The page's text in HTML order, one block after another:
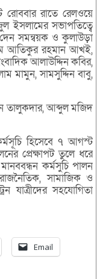
রাতে রেলওয়ে
ইসলামের সভাপতিত্বে
সমন্বয়ক ও কুলাউড়া
আতিকুর রহমান আখই,
আলাউদ্দিন কবির,
মামুন, সামসুদ্দিন বাবু,
তালুকদার, আব্দুল মজিদ
হিসেবে ৭ আগস্ট
প্রেক্ষাপট তুলে ধরে
কর্মসুচি পালন
সামাজিক ও
যাত্রীদের সহযোগিতা
Email